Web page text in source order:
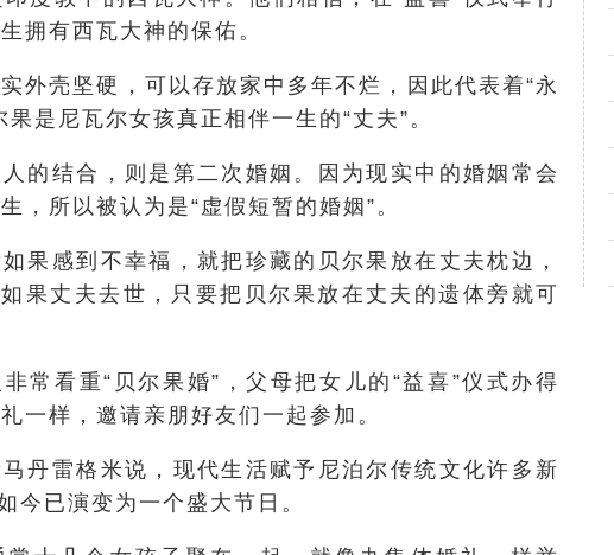
拥有西瓦大神的保佑。
外壳坚硬，可以存放家中多年不烂，因此代表着“永
是尼瓦尔女孩真正相伴一生的“丈夫”。
的结合，则是第二次婚姻。因为现实中的婚姻常会
，所以被认为是“虚假短暂的婚姻”。
果感到不幸福，就把珍藏的贝尔果放在丈夫枕边，
果丈夫去世，只要把贝尔果放在丈夫的遗体旁就可
常看重“贝尔果婚”，父母把女儿的“益喜”仪式办得
一样，邀请亲朋好友们一起参加。
丹雷格米说，现代生活赋予尼泊尔传统文化许多新
今已演变为一个盛大节日。